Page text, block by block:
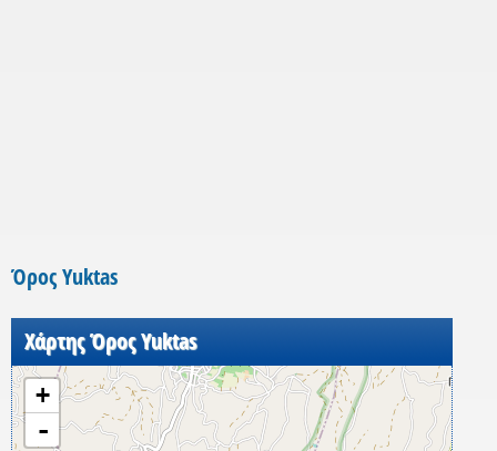
Όρος Yuktas
Χάρτης Όρος Yuktas
+
-